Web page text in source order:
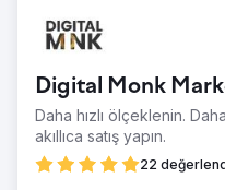
Digital Monk
Daha hızlı ölçeklenin.
akıllıca satış yapın.
22